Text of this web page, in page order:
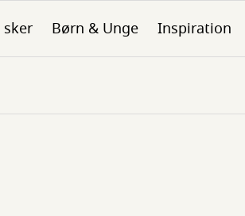
sker Børn & Unge Inspiration